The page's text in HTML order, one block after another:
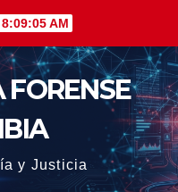
8:09:06 AM
y Justicia